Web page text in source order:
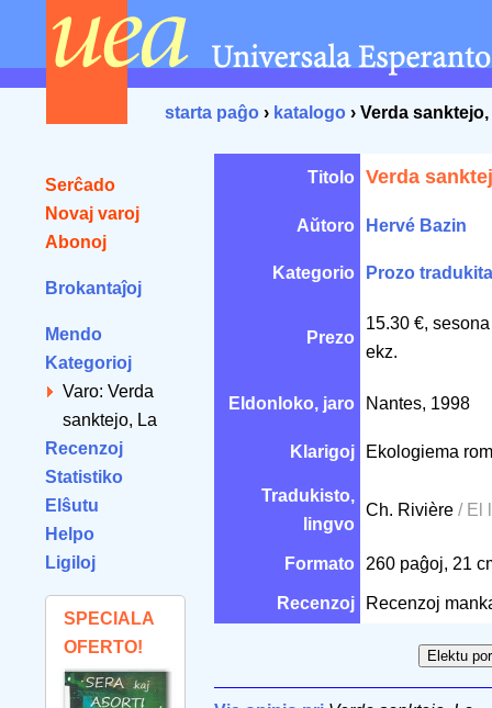
starta paĝo › katalogo › Verda
Serĉado
Novaj varoj
Abonoj
Brokantaĵoj
Mendo
Kategorioj
Varo: Verda
sanktejo, La
Recenzoj
Statistiko
Elŝutu
Helpo
Ligiloj
SPECIALA
OFERTO!
Titolo Verda
Aŭtoro Hervé Bazin
Kategorio Prozo tradukita
Prezo
15.30 €,
ekz.
Eldonloko, jaro Nantes, 1998
Klarigoj Ekologiema
Tradukisto,
lingvo
Ch. Rivière / El
Formato 260 paĝoj, 21
Recenzoj Recenzoj